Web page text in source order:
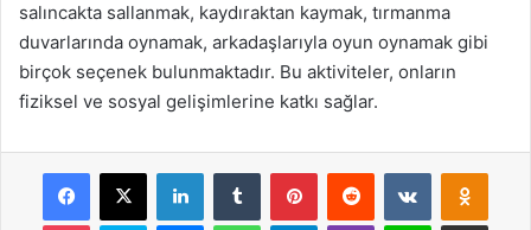
salıncakta sallanmak, kaydıraktan kaymak, tırmanma
duvarlarında oynamak, arkadaşlarıyla oyun oynamak gibi
birçok seçenek bulunmaktadır. Bu aktiviteler, onların
fiziksel ve sosyal gelişimlerine katkı sağlar.
Facebook
X LinkedInTumblr PinterestReddit VKontakte
Pocket Skype MessengerWhatsAppTelegramViber Line E-Posta ile